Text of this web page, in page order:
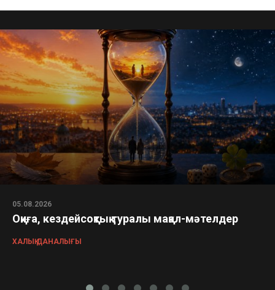
05.08.2026
Оқиға, кездейсоқтық туралы мақал-мәтелдер
ХАЛЫҚ ДАНАЛЫҒЫ